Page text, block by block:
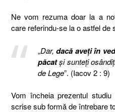
Ne vom rezuma doar la a
care referindu-se la o astfel de
„Dar,dacă aveţi în
păcatşi sunteţi
de Lege”. (Iacov 2 : 9)
Vom încheia prezentul
scrise sub formă de întrebare